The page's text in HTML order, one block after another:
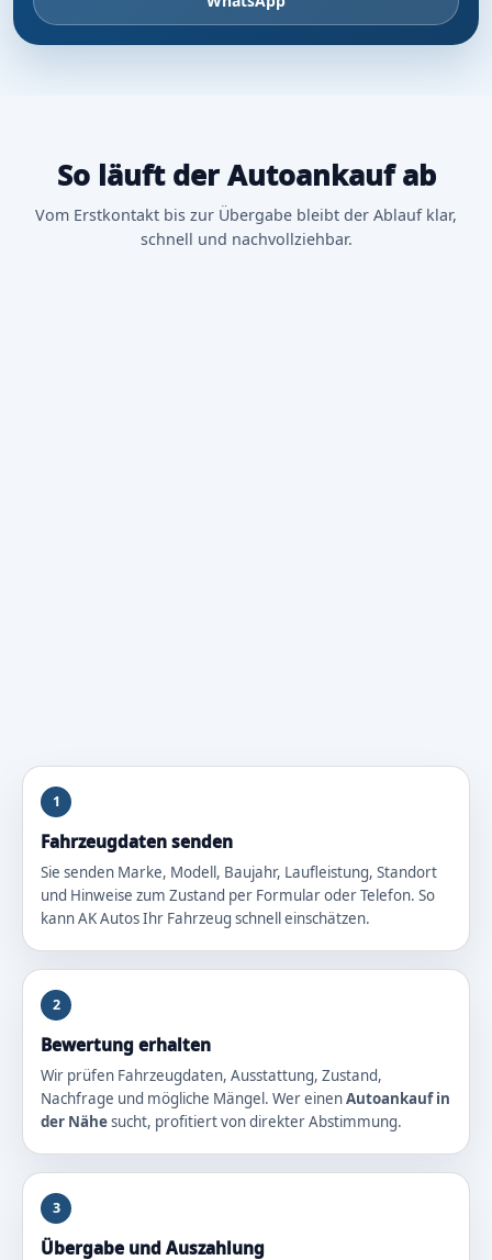
So läuft der Autoankauf ab
Vom Erstkontakt bis zur Übergabe bleibt der Ablauf klar,
schnell und nachvollziehbar.
1
Fahrzeugdaten senden
Sie senden Marke, Modell, Baujahr, Laufleistung, Standort
und Hinweise zum Zustand per Formular oder Telefon. So
kann AK Autos Ihr Fahrzeug schnell einschätzen.
2
Bewertung erhalten
Wir prüfen Fahrzeugdaten, Ausstattung, Zustand,
Nachfrage und mögliche Mängel. Wer einenAutoankauf in
der Nähesucht, profitiert von direkter Abstimmung.
3
Übergabe und Auszahlung